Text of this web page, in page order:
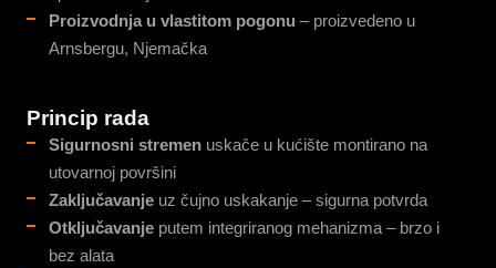
Proizvodnja u vlastitom pogonu – proizvedeno u
Arnsbergu, Njemačka
Princip rada
Sigurnosni stremen uskače u kućište montirano na
utovarnoj površini
Zaključavanje uz čujno uskakanje – sigurna potvrda
Otključavanje putem integriranog mehanizma – brzo i
bez alata